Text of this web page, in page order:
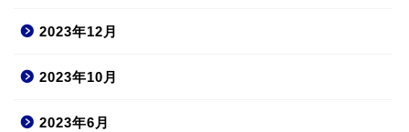
2023年12月
2023年10月
2023年6月